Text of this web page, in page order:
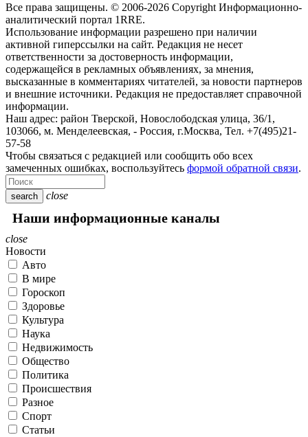
Все права защищены. © 2006-2026 Copyright Информационно-
аналитический портал 1RRE.
Использование информации разрешено при наличии
активной гиперссылки на сайт. Редакция не несет
ответственности за достоверность информации,
содержащейся в рекламных объявлениях, за мнения,
высказанные в комментариях читателей, за новости партнеров
и внешние источники. Редакция не предоставляет справочной
информации.
Наш адрес: район Тверской, Новослободская улица, 36/1 ,
103066, м. Менделеевская, - Россия, г.Москва, Тел. +7(495)21-
57-58
Чтобы связаться с редакцией или сообщить обо всех
замеченных ошибках, воспользуйтесь формой обратной связи.
search close
Наши информационные каналы
close
Новости
Авто
В мире
Гороскоп
Здоровье
Культура
Наука
Недвижимость
Общество
Политика
Происшествия
Разное
Спорт
Статьи